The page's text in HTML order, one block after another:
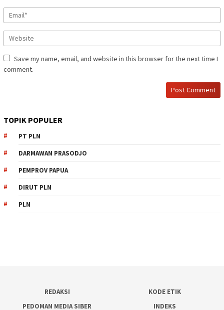
Save my name, email, and website in this browser for the next time I
comment.
TOPIK POPULER
PT PLN
DARMAWAN PRASODJO
PEMPROV PAPUA
DIRUT PLN
PLN
REDAKSI
KODE ETIK
PEDOMAN MEDIA SIBER
INDEKS